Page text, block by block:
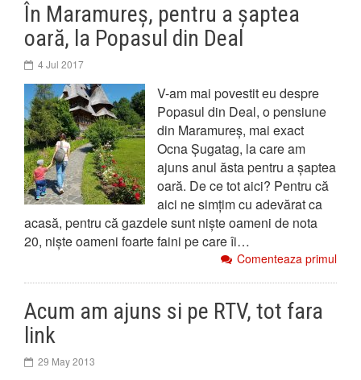
În Maramureș, pentru a șaptea
oară, la Popasul din Deal
4 Jul 2017
V-am mai povestit eu despre
Popasul din Deal, o pensiune
din Maramureș, mai exact
Ocna Șugatag, la care am
ajuns anul ăsta pentru a șaptea
oară. De ce tot aici? Pentru că
aici ne simțim cu adevărat ca
acasă, pentru că gazdele sunt niște oameni de nota
20, niște oameni foarte faini pe care îi…
Comenteaza primul
Acum am ajuns si pe RTV, tot fara
link
29 May 2013